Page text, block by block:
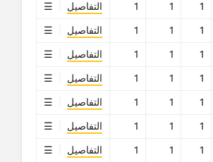
1
1
1
التفاصيل
1
1
1
التفاصيل
1
1
1
التفاصيل
1
1
1
التفاصيل
1
1
1
التفاصيل
1
1
1
التفاصيل
1
1
1
التفاصيل